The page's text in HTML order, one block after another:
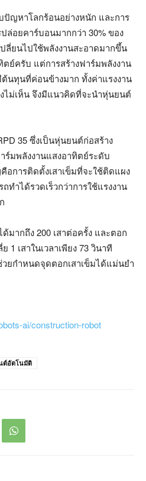
ปัญหาโลกร้อนอย่างหนัก และการ
อยคาร์บอนมากกว่า 30% ของ
ลี่ยนไปใช้พลังงานสะอาดมากขึ้น
ย์ครับ แต่การสร้างฟาร์มพลังงาน
นทุนที่ค่อนข้างมาก ทั้งค่าแรงงาน
ม่เห็น จึงมีแนวคิดที่จะนำหุ่นยนต์
35 ซึ่งเป็นหุ่นยนต์ก่อสร้าง
ร์มพลังงานแสงอาทิตย์ระดับ
การติดตั้งเสาเข็มที่จะใช้ติดแผง
ทำได้รวดเร็วกว่าการใช้แรงงาน
มากถึง 200 เสาต่อครั้ง และตอก
1 เสาในเวลาเพียง 73 วินาที
ยกำหนดจุดตอกเสาเข็มได้แม่นยำ
ai/construction-robot
ต์อัตโนมัติ